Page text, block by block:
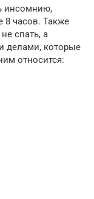
инсомнию,
8 часов. Также
спать, а
делами, которые
относится: